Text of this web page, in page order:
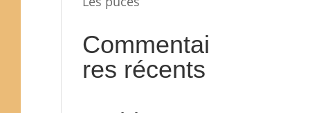
Commentai
res récents